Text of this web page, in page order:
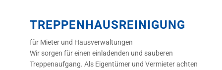
TREPPENHAUS­REINIGUNG
für Mieter und Hausverwaltungen
Wir sorgen für einen einladenden und sauberen
Treppenaufgang. Als Eigentümer und Vermieter achten